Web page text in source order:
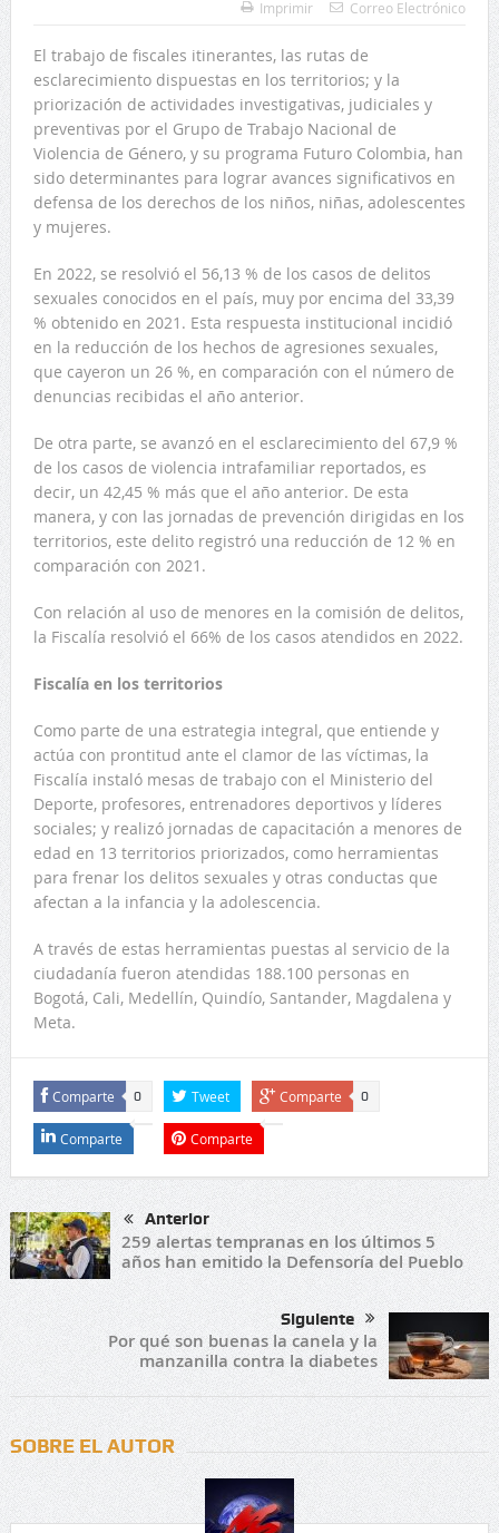
Imprimir
Correo Electrónico
El trabajo de fiscales itinerantes, las rutas de
esclarecimiento dispuestas en los territorios; y la
priorización de actividades investigativas, judiciales y
preventivas por el Grupo de Trabajo Nacional de
Violencia de Género, y su programa Futuro Colombia, han
sido determinantes para lograr avances significativos en
defensa de los derechos de los niños, niñas, adolescentes
y mujeres.
En 2022, se resolvió el 56,13 % de los casos de delitos
sexuales conocidos en el país, muy por encima del 33,39
% obtenido en 2021. Esta respuesta institucional incidió
en la reducción de los hechos de agresiones sexuales,
que cayeron un 26 %, en comparación con el número de
denuncias recibidas el año anterior.
De otra parte, se avanzó en el esclarecimiento del 67,9 %
de los casos de violencia intrafamiliar reportados, es
decir, un 42,45 % más que el año anterior. De esta
manera, y con las jornadas de prevención dirigidas en los
territorios, este delito registró una reducción de 12 % en
comparación con 2021.
Con relación al uso de menores en la comisión de delitos,
la Fiscalía resolvió el 66% de los casos atendidos en 2022.
Fiscalía en los territorios
Como parte de una estrategia integral, que entiende y
actúa con prontitud ante el clamor de las víctimas, la
Fiscalía instaló mesas de trabajo con el Ministerio del
Deporte, profesores, entrenadores deportivos y líderes
sociales; y realizó jornadas de capacitación a menores de
edad en 13 territorios priorizados, como herramientas
para frenar los delitos sexuales y otras conductas que
afectan a la infancia y la adolescencia.
A través de estas herramientas puestas al servicio de la
ciudadanía fueron atendidas 188.100 personas en
Bogotá, Cali, Medellín, Quindío, Santander, Magdalena y
Meta.
Comparte 0 Tweet Comparte 0
Comparte Comparte
Anterior
259 alertas tempranas en los últimos 5
años han emitido la Defensoría del Pueblo
Siguiente
Por qué son buenas la canela y la
manzanilla contra la diabetes
SOBRE EL AUTOR